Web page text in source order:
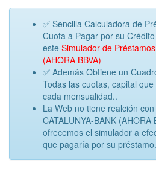
✅ Sencilla Calculadora de
Cuota a Pagar por su
este Simulador de
(AHORA BBVA)
✅ Además Obtiene un
Todas las cuotas, capital
cada mensualidad..
La Web no tiene realción
CATALUNYA-BANK (AHORA
ofrecemos el simulador a
que pagaría por su préstamo.